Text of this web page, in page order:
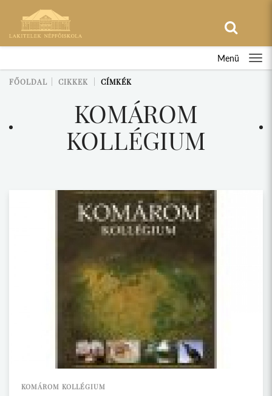
Menü
FŐOLDAL CIKKEK CÍMKÉK
KOMÁROM
KOLLÉGIUM
KOMÁROM KOLLÉGIUM